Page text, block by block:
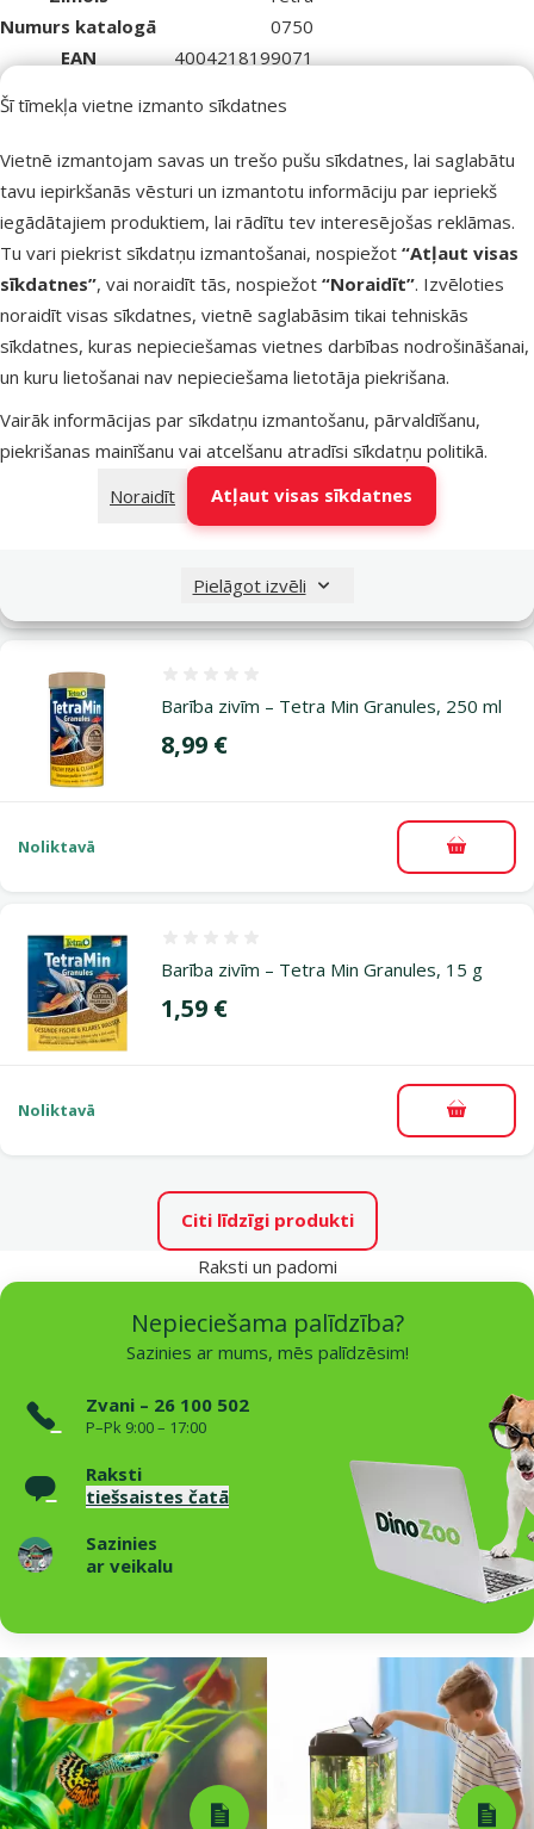
Šī tīmekļa vietne izmanto sīkdatnes
Vietnē izmantojam savas un trešo pušu sīkdatnes, lai saglabātu
tavu iepirkšanās vēsturi un izmantotu informāciju par iepriekš
iegādātajiem produktiem, lai rādītu tev interesējošas reklāmas.
Tu vari piekrist sīkdatņu izmantošanai, nospiežot “Atļaut visas
sīkdatnes”, vai noraidīt tās, nospiežot “Noraidīt”. Izvēloties
noraidīt visas sīkdatnes, vietnē saglabāsim tikai tehniskās
sīkdatnes, kuras nepieciešamas vietnes darbības nodrošināšanai,
un kuru lietošanai nav nepieciešama lietotāja piekrišana.
Vairāk informācijas par sīkdatņu izmantošanu, pārvaldīšanu,
piekrišanas mainīšanu vai atcelšanu atradīsi sīkdatņu politikā.
Noraidīt
Atļaut visas sīkdatnes
Pielāgot izvēli
Numurs katalogā
0750
EAN
4004218199071
Barība zivīm - Hikari, Goldfish Wheat-Germ
Mini Pellet, 100 g
Cena
5,99 €
Noliktavā
Barība dīķa zivīm – Sera Koi Royal Nature
Mini, 1000 ml
Atsauksmes 0%
Cena
8,99 €
Barība zivīm – Tetra Min Granules, 250 ml
Cena
8,99 €
Noliktavā
Barība zivīm – Tetra Min Granules, 15 g
Cena
1,59 €
Noliktavā
Citi līdzīgi produkti
Raksti un padomi
Nepieciešama palīdzība?
Sazinies ar mums, mēs palīdzēsim!
Zvani – 26 100 502
P–Pk 9:00 – 17:00
Raksti
tiešsaistes čatā
Sazinies
ar veikalu